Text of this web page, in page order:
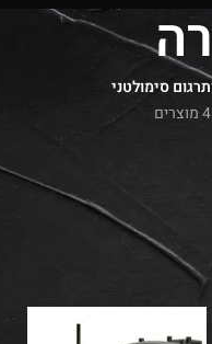
תרגום סימולטני
4 מוצרים
או להשכרה –